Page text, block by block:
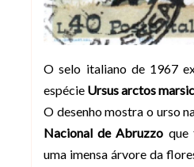
O selo italiano de 1967
espécie Ursus arctos
O desenho mostra o urso
Nacional de Abruzzo que
uma imensa árvore da